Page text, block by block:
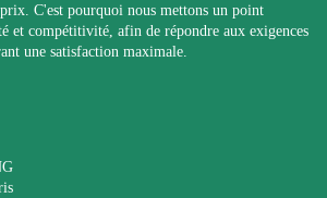
C'est pourquoi nous mettons un point
et compétitivité, afin de répondre aux exigences
une satisfaction maximale.